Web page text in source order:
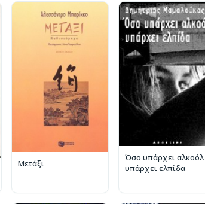
Μετάξι
Όσο υπάρχει αλκοόλ
υπάρχει ελπίδα